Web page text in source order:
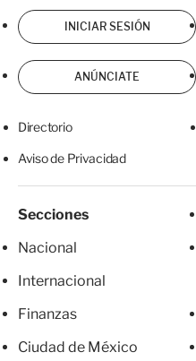
INICIAR SESIÓN
ANÚNCIATE
Directorio
Aviso de Privacidad
Secciones
Nacional
Internacional
Finanzas
Ciudad de México